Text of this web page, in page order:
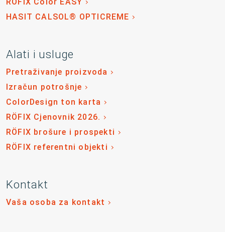
HASIT CALSOL® OPTICREME
Alati i usluge
Pretraživanje proizvoda
Izračun potrošnje
ColorDesign ton karta
RÖFIX Cjenovnik 2026.
RÖFIX brošure i prospekti
RÖFIX referentni objekti
Kontakt
Vaša osoba za kontakt